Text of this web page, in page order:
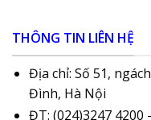
THÔNG TIN LIÊN HỆ
Địa chỉ: Số 51,
Đình, Hà Nội
ĐT: (024)3247 4200